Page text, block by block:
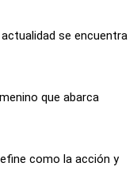
se encuentra
que abarca
como la acción y